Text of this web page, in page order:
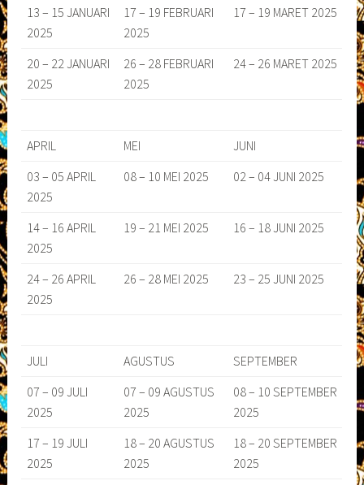
13 – 15 JANUARI
2025
17 – 19 FEBRUARI
2025
17 – 19 MARET 2025
20 – 22 JANUARI
2025
26 – 28 FEBRUARI
2025
24 – 26 MARET 2025
APRIL MEI
JUNI
03 – 05 APRIL
2025
08 – 10 MEI 2025 02 – 04 JUNI 2025
14 – 16 APRIL
2025
19 – 21 MEI 2025 16 – 18 JUNI 2025
24 – 26 APRIL
2025
26 – 28 MEI 2025 23 – 25 JUNI 2025
JULI AGUSTUS
SEPTEMBER
07 – 09 JULI
2025
07 – 09 AGUSTUS
2025
08 – 10 SEPTEMBER
2025
17 – 19 JULI
2025
18 – 20 AGUSTUS
2025
18 – 20 SEPTEMBER
2025